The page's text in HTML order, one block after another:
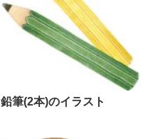
鉛筆(2本)のイラスト